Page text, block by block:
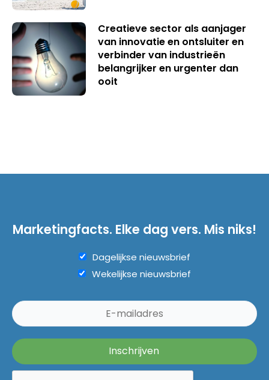
Creatieve sector als aanjager
van innovatie en ontsluiter en
verbinder van industrieën
belangrijker en urgenter dan
ooit
Marketingfacts. Elke dag vers. Mis niks!
Dagelijkse nieuwsbrief
Wekelijkse nieuwsbrief